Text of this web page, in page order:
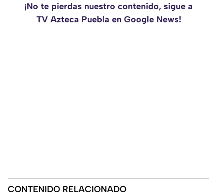
¡No te pierdas nuestro contenido, sigue a
TV Azteca Puebla en Google News!
CONTENIDO RELACIONADO